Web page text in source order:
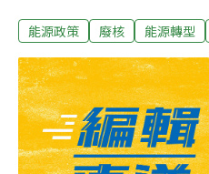
行動實踐反核。全國廢核行
嚴謹且完善的核災疏散計畫
用等，簽署結果將在選前公
錫堃競選總部新聞部主任周
本價值，支持核電除役也是
署承諾書，以此訴求執行反
能源政策 廢核 能源轉型